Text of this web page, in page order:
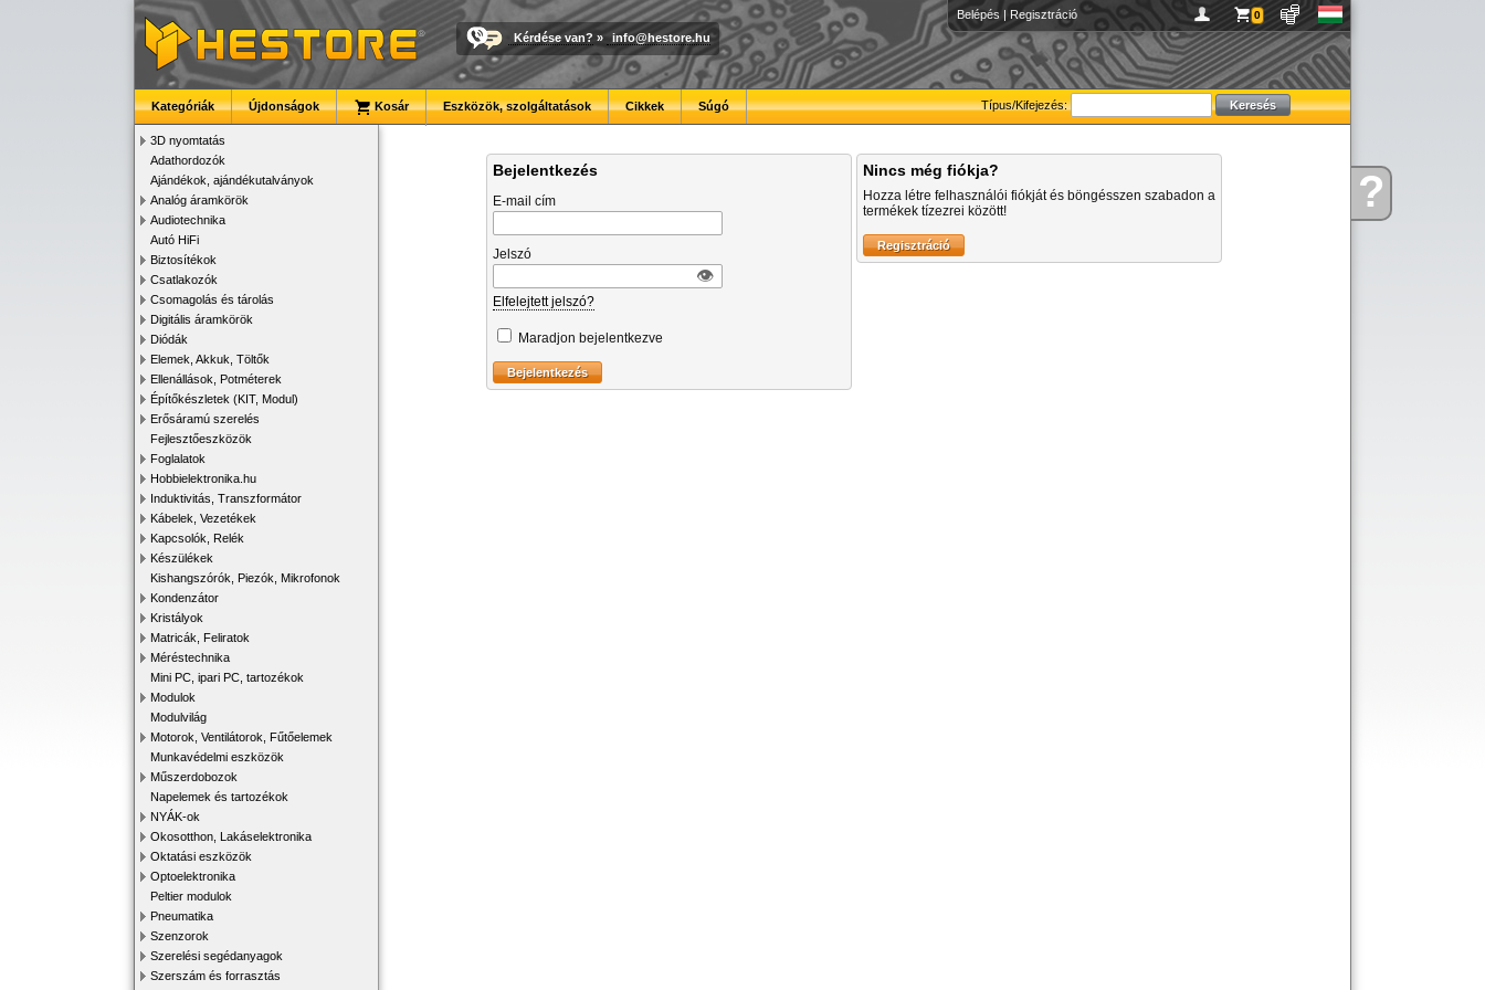
Kérdése?
Belépés | Regisztráció 0
Kérdése van? » info@hestore.hu
Típus/Kifejezés:
Kategóriák Újdonságok Kosár Eszközök, szolgáltatások Cikkek Súgó
3D nyomtatás
Adathordozók
Ajándékok, ajándékutalványok
Analóg áramkörök
Audiotechnika
Autó HiFi
Biztosítékok
Csatlakozók
Csomagolás és tárolás
Digitális áramkörök
Diódák
Elemek, Akkuk, Töltők
Ellenállások, Potméterek
Építőkészletek (KIT, Modul)
Erősáramú szerelés
Fejlesztőeszközök
Foglalatok
Hobbielektronika.hu
Induktivitás, Transzformátor
Kábelek, Vezetékek
Kapcsolók, Relék
Készülékek
Kishangszórók, Piezók, Mikrofonok
Kondenzátor
Kristályok
Matricák, Feliratok
Méréstechnika
Mini PC, ipari PC, tartozékok
Modulok
Modulvilág
Motorok, Ventilátorok, Fűtőelemek
Munkavédelmi eszközök
Műszerdobozok
Napelemek és tartozékok
NYÁK-ok
Okosotthon, Lakáselektronika
Oktatási eszközök
Optoelektronika
Peltier modulok
Pneumatika
Szenzorok
Szerelési segédanyagok
Szerszám és forrasztás
Bejelentkezés
E-mail cím
Jelszó
👁︎
Elfelejtett jelszó?
Maradjon bejelentkezve
Nincs még fiókja?
Hozza létre felhasználói fiókját és böngésszen szabadon a
termékek tízezrei között!